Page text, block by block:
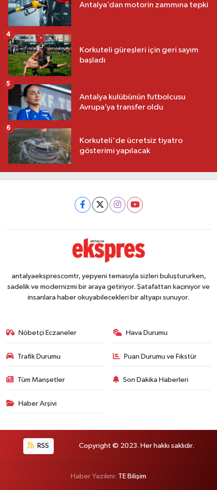
Antalya’dan motorin zammına tepki
Korkuteli güreşleri için geri sayım
başladı
4
Antalya kulübünün futbolcusu
Avrupa’ya transfer oldu
5
Korkuteli'de ücretsiz tiyatro
gösterimi yapılacak
6
antalyaeksprescomtr, yepyeni temasıyla sizleri buluştururken,
sadelik ve modernizmi bir araya getiriyor. Şatafattan kaçınıyor ve
insanlara haber okuyabilecekleri bir altyapı sunuyor.
Nöbetçi Eczaneler Hava Durumu
Trafik Durumu Puan Durumu ve Fikstür
Tüm Manşetler Son Dakika Haberleri
Haber Arşivi
RSS Copyright © 2023. Her hakkı saklıdır.
Haber Yazılımı: TE Bilişim